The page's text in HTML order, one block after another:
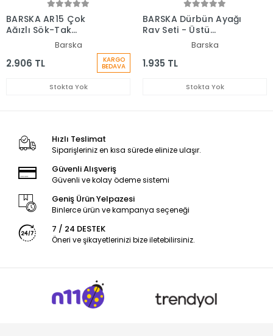
BARSKA AR15 Çok
Ağızlı Sök-Tak
Anahtarı (KISA)
Barska
2.906 TL KARGO
BEDAVA
Stokta Yok
BARSKA Dürbün Ayağı
Ray Seti - Üstü
Barska
1.935 TL
Stokta Yok
Hızlı Teslimat
Siparişleriniz en kısa sürede elinize ulaşır.
Güvenli Alışveriş
Güvenli ve kolay ödeme sistemi
Geniş Ürün Yelpazesi
Binlerce ürün ve kampanya seçeneği
7 / 24 DESTEK
Öneri ve şikayetlerinizi bize iletebilirsiniz.